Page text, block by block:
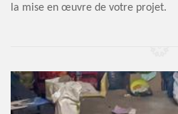
la mise en œuvre de votre projet.